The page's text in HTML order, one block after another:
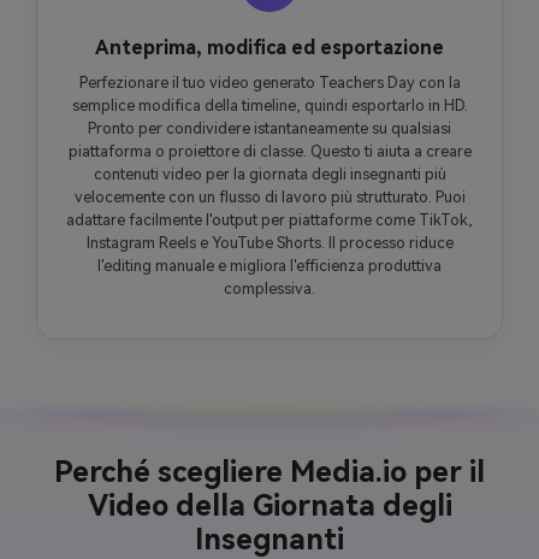
Anteprima, modifica ed esportazione
Perfezionare il tuo video generato Teachers Day con la
semplice modifica della timeline, quindi esportarlo in HD.
Pronto per condividere istantaneamente su qualsiasi
piattaforma o proiettore di classe. Questo ti aiuta a creare
contenuti video per la giornata degli insegnanti più
velocemente con un flusso di lavoro più strutturato. Puoi
adattare facilmente l'output per piattaforme come TikTok,
Instagram Reels e YouTube Shorts. Il processo riduce
l'editing manuale e migliora l'efficienza produttiva
complessiva.
Perché scegliere Media.io per il
Video della Giornata degli
Insegnanti